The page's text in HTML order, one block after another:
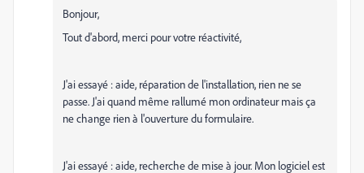
Bonjour,
Tout d'abord, merci pour votre réactivité,
J'ai essayé : aide, réparation de l'installation, rien ne se
passe. J'ai quand même rallumé mon ordinateur mais ça
ne change rien à l'ouverture du formulaire.
J'ai essayé : aide, recherche de mise à jour. Mon logiciel est